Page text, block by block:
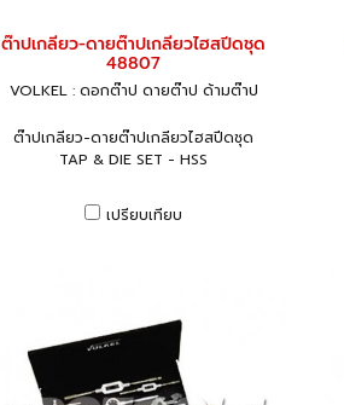
ต๊าปเกลียว-ดายต๊าปเกลียวไฮสปีดชุด
48807
VOLKEL : ดอกต๊าป ดายต๊าป ด้ามต๊าป
ต๊าปเกลียว-ดายต๊าปเกลียวไฮสปีดชุด
TAP & DIE SET - HSS
เปรียบเทียบ